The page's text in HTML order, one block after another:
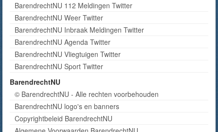
BarendrechtNU 112 Meldingen Twitter
BarendrechtNU Weer Twitter
BarendrechtNU Inbraak Meldingen Twitter
BarendrechtNU Agenda Twitter
BarendrechtNU Vliegtuigen Twitter
BarendrechtNU Sport Twitter
BarendrechtNU
© BarendrechtNU - Alle rechten voorbehouden
BarendrechtNU logo's en banners
Copyrightbeleid BarendrechtNU